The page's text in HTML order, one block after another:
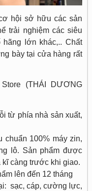
hội sở hữu các sản
trải nghiệm các siêu
lớn khác,.. Chất
bày tại cửa hàng rất
(THÁI DƯƠNG
từ phía nhà sản xuất,
сһuẩn 100% máy zin,
lô. Sản phẩm được
kĩ càng trước khi giao.
lên đến 12 tháng
sạc, cáp, cường lực,